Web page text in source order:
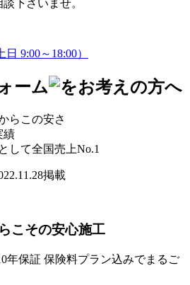
下さいませ。
9:00～18:00）
らこの安さ
績
して全国売上No.1
掲載